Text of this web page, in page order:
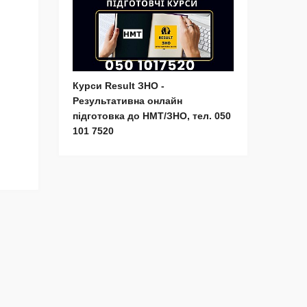
Курси Result ЗНО -
Результативна онлайн
підготовка до НМТ/ЗНО, тел. 050
101 7520